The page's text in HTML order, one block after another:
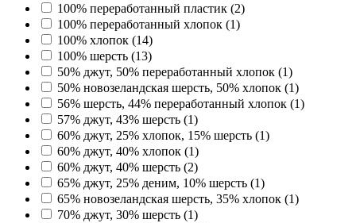
100% переработанный пластик (2)
100% переработанный хлопок (1)
100% хлопок (14)
100% шерсть (13)
50% джут, 50% переработанный хлопок (1)
50% новозеландская шерсть, 50% хлопок (1)
56% шерсть, 44% переработанный хлопок (1)
57% джут, 43% шерсть (1)
60% джут, 25% хлопок, 15% шерсть (1)
60% джут, 40% хлопок (1)
60% джут, 40% шерсть (2)
65% джут, 25% деним, 10% шерсть (1)
65% новозеландская шерсть, 35% хлопок (1)
70% джут, 30% шерсть (1)